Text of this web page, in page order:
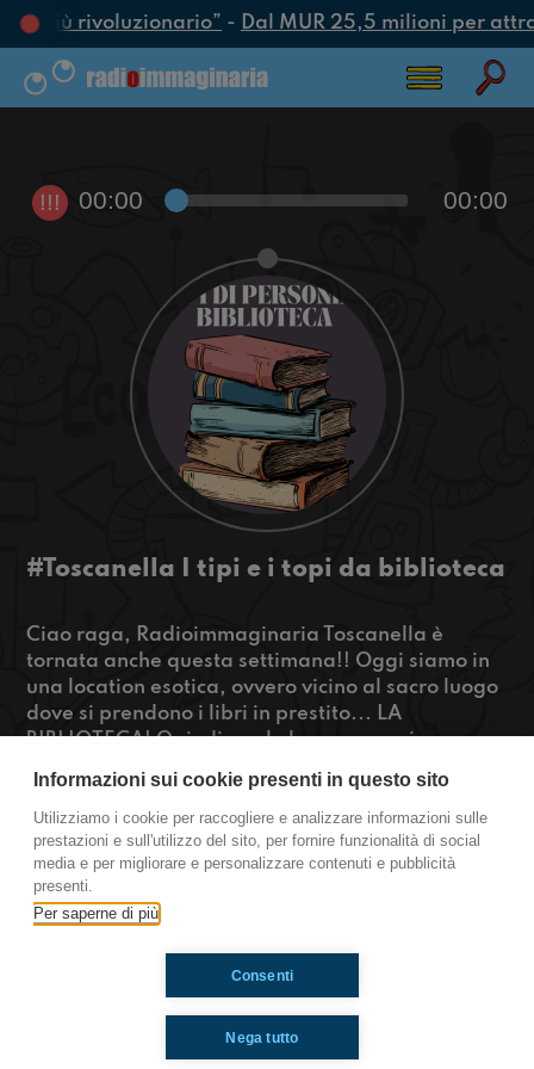
più rivoluzionario”- Dal MUR 25,5 milioni per
!!! 00:00 00:00
#Toscanella I tipi e i topi da biblioteca
Ciao raga, Radioimmaginaria Toscanella è
tornata anche questa settimana!! Oggi siamo in
una location esotica, ovvero vicino al sacro luogo
dove si prendono i libri in prestito... LA
BIBLIOTECA! Quindi quale buona occasione se
possono trovare in biblioteca? Inoltre ci sarà il
grande ritorno della nostra rubrica di true crime,
quindi state connessi rega!!
Toscanella
Ti è piaciuto? Condividilo!
Informazioni sui cookie presenti in questo sito
Utilizziamo i cookie per raccogliere e analizzare informazioni sulle
prestazioni e sull'utilizzo del sito, per fornire funzionalità di social
media e per migliorare e personalizzare contenuti e pubblicità
presenti.
Per saperne di più
Nega tutto
Consenti